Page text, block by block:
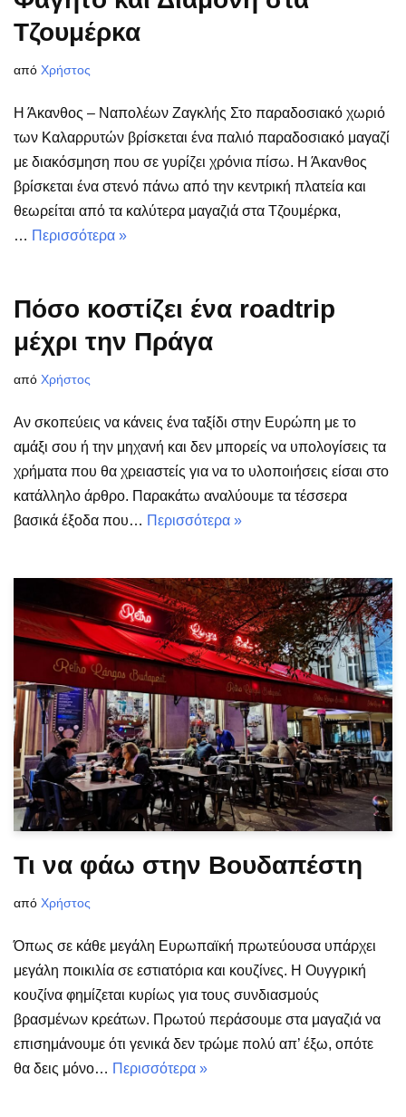
Τζουμέρκα
από Χρήστος
Η Άκανθος – Ναπολέων Ζαγκλής Στο παραδοσιακό χωριό
των Καλαρρυτών βρίσκεται ένα παλιό παραδοσιακό μαγαζί
με διακόσμηση που σε γυρίζει χρόνια πίσω. Η Άκανθος
βρίσκεται ένα στενό πάνω από την κεντρική πλατεία και
θεωρείται από τα καλύτερα μαγαζιά στα Τζουμέρκα,
… Περισσότερα »
Πόσο κοστίζει ένα roadtrip
μέχρι την Πράγα
από Χρήστος
Αν σκοπεύεις να κάνεις ένα ταξίδι στην Ευρώπη με το
αμάξι σου ή την μηχανή και δεν μπορείς να υπολογίσεις τα
χρήματα που θα χρειαστείς για να το υλοποιήσεις είσαι στο
κατάλληλο άρθρο. Παρακάτω αναλύουμε τα τέσσερα
βασικά έξοδα που… Περισσότερα »
Τι να φάω στην Βουδαπέστη
από Χρήστος
Όπως σε κάθε μεγάλη Ευρωπαϊκή πρωτεύουσα υπάρχει
μεγάλη ποικιλία σε εστιατόρια και κουζίνες. Η Ουγγρική
κουζίνα φημίζεται κυρίως για τους συνδιασμούς
βρασμένων κρεάτων. Πρωτού περάσουμε στα μαγαζιά να
επισημάνουμε ότι γενικά δεν τρώμε πολύ απ’ έξω, οπότε
θα δεις μόνο… Περισσότερα »